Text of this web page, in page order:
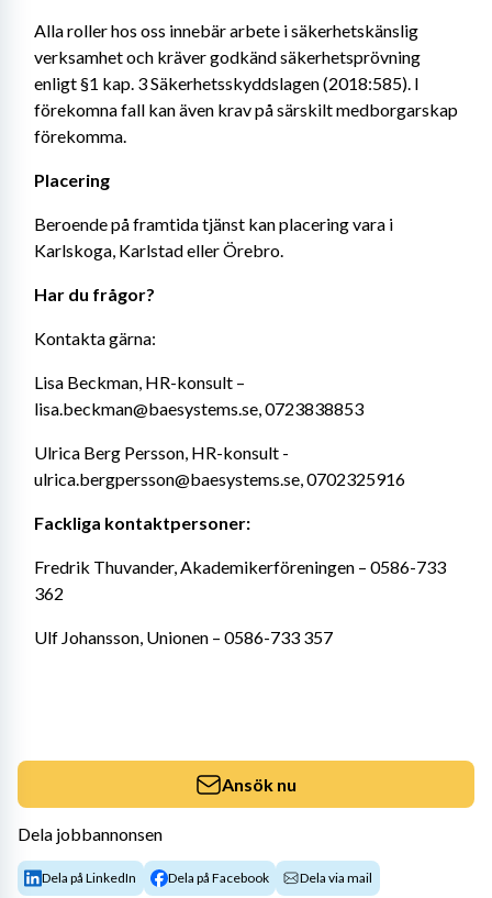
Alla roller hos oss innebär arbete i säkerhetskänslig
verksamhet och kräver godkänd säkerhetsprövning
enligt §1 kap. 3 Säkerhetsskyddslagen (2018:585). I
förekomna fall kan även krav på särskilt medborgarskap
förekomma.
Placering
Beroende på framtida tjänst kan placering vara i
Karlskoga, Karlstad eller Örebro.
Har du frågor?
Kontakta gärna:
Lisa Beckman, HR-konsult –
lisa.beckman@baesystems.se, 0723838853
Ulrica Berg Persson, HR-konsult -
ulrica.bergpersson@baesystems.se, 0702325916
Fackliga kontaktpersoner:
Fredrik Thuvander, Akademikerföreningen – 0586-733
362
Ulf Johansson, Unionen – 0586-733 357
Ansök nu
Dela jobbannonsen
Dela på LinkedIn Dela på Facebook Dela via mail